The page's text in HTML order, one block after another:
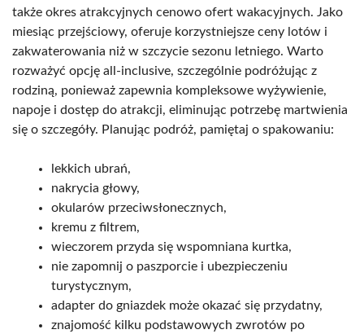
także okres atrakcyjnych cenowo ofert wakacyjnych. Jako
miesiąc przejściowy, oferuje korzystniejsze ceny lotów i
zakwaterowania niż w szczycie sezonu letniego. Warto
rozważyć opcję all-inclusive, szczególnie podróżując z
rodziną, ponieważ zapewnia kompleksowe wyżywienie,
napoje i dostęp do atrakcji, eliminując potrzebę martwienia
się o szczegóły. Planując podróż, pamiętaj o spakowaniu:
lekkich ubrań,
nakrycia głowy,
okularów przeciwsłonecznych,
kremu z filtrem,
wieczorem przyda się wspomniana kurtka,
nie zapomnij o paszporcie i ubezpieczeniu
turystycznym,
adapter do gniazdek może okazać się przydatny,
znajomość kilku podstawowych zwrotów po